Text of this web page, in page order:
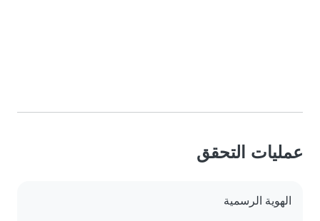
عمليات التحقق
الهوية الرسمية